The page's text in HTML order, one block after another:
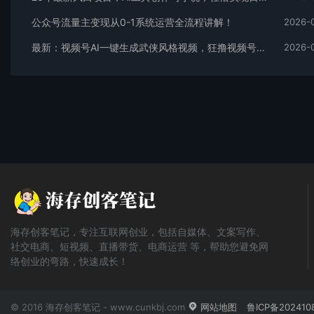
公众号流量主变现从0-1系统运营全流程讲解！ 2026-
最新：视频号AI一键生成武侠风格视频，狂撸视频号分成收益，学完轻松日入1000+ 2026-
海存创客笔记，专注互联网创业，包括自媒体、文案写作、
社交电商、短视频、直播带货、电商运营 等，帮助您避免网
络创业的弯路，快速成长！
© 2016 海存创客笔记 - www.cunkbj.com 网站地图 鲁ICP备